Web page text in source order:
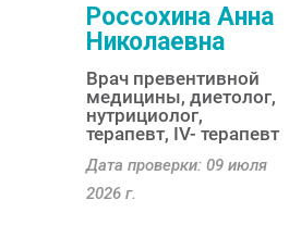
Россохина Анна
Николаевна
Врач превентивной
медицины, диетолог,
нутрициолог,
терапевт, IV- терапевт
Дата проверки: 09 июля
2026 г.